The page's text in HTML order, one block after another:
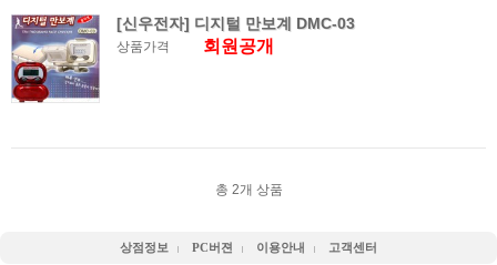
[신우전자] 디지털 만보계 DMC-03
상품가격 회원공개
총 2개 상품
상점정보 PC버젼 이용안내 고객센터